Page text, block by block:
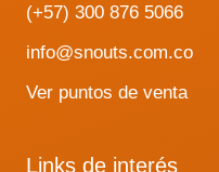
(+57) 300 876 5066
info@snouts.com.co
Ver puntos de venta
Links de interés